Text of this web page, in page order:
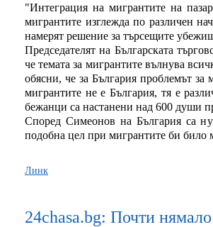
"Интеграция на мигрантите на
мигрантите изглежда по различен
намерят решение за търсещите
Председателят на Българската
че темата за мигрантите вълнува
обясни, че за България проблемът
мигрантите не е България, тя е
бежанци са настанени над 600 души
Според Симеонов на България са
подобна цел при мигрантите би било
Линк
24chasa.bg: Почти